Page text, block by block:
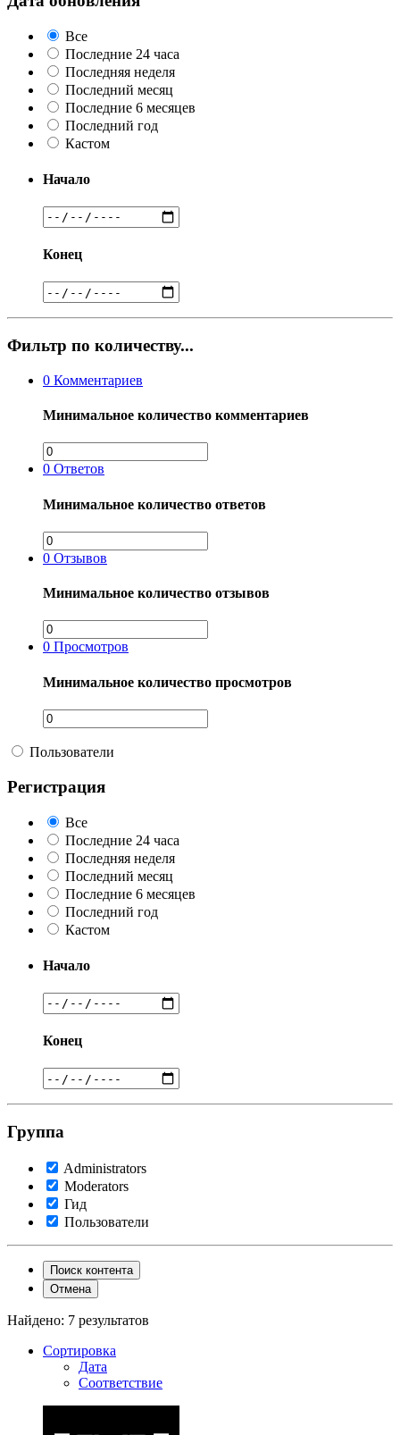
Все
Последние 24 часа
Последняя неделя
Последний месяц
Последние 6 месяцев
Последний год
Кастом
Начало
Конец
Фильтр по количеству...
0 Комментариев
Минимальное количество комментариев
0 Ответов
Минимальное количество ответов
0 Отзывов
Минимальное количество отзывов
0 Просмотров
Минимальное количество просмотров
Пользователи
Регистрация
Все
Последние 24 часа
Последняя неделя
Последний месяц
Последние 6 месяцев
Последний год
Кастом
Начало
Конец
Группа
Administrators
Moderators
Гид
Пользователи
Поиск контента
Отмена
Найдено: 7 результатов
Сортировка
Дата
Соответствие